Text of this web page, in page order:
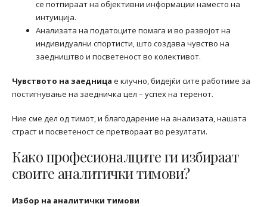
се потпираат на објективни информации наместо на
интуиција.
Анализата на податоците помага и во развојот на
индивидуални спортисти, што создава чувство на
заедништво и посветеност во колективот.
Чувството на заедница е клучно, бидејќи сите работиме за
постигнување на заедничка цел – успех на теренот.
Ние сме дел од тимот, и благодарение на анализата, нашата
страст и посветеност се претвораат во резултати.
Како професионалците ги избираат
своите аналитички тимови?
Избор на аналитички тимови